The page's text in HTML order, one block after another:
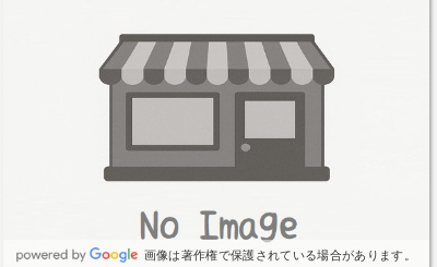
画像は著作権で保護されている場合があります。